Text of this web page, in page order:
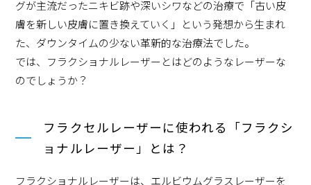
グが主流だったニキビ跡や深いシワなどの治療で「古い皮
膚を新しい皮膚に置き換えていく」という発想から生まれ
た、ダウンタイムの少ない革新的な治療法でした。
では、フラクショナルレーザーとはどのようなレーザーな
のでしょうか？
フラクセルレーザーに使われる「フラクシ
ョナルレーザー」とは？